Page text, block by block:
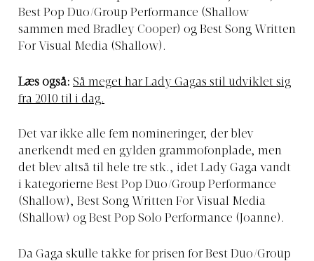
Best Pop Duo/Group Performance (Shallow
sammen med Bradley Cooper) og Best Song Written
For Visual Media (Shallow).
Læs også: Så meget har Lady Gagas stil udviklet sig
fra 2010 til i dag.
Det var ikke alle fem nomineringer, der blev
anerkendt med en gylden grammofonplade, men
det blev altså til hele tre stk., idet Lady Gaga vandt
i kategorierne Best Pop Duo/Group Performance
(Shallow), Best Song Written For Visual Media
(Shallow) og Best Pop Solo Performance (Joanne).
Da Gaga skulle takke for prisen for Best Duo/Group